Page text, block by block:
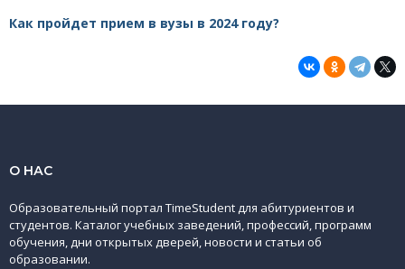
Как пройдет прием в вузы в 2024 году?
О НАС
Образовательный портал TimeStudent для абитуриентов и
студентов. Каталог учебных заведений, профессий, программ
обучения, дни открытых дверей, новости и статьи об
образовании.